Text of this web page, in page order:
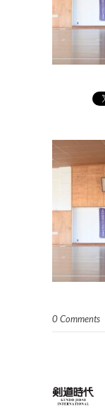
0 Comments